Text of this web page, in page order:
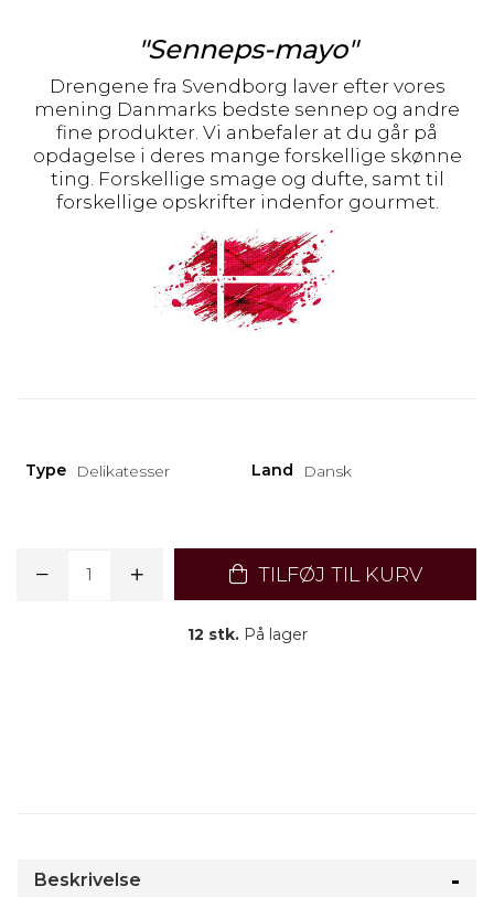
"Senneps-mayo"
Drengene fra Svendborg laver efter vores
mening Danmarks bedste sennep og andre
fine produkter. Vi anbefaler at du går på
opdagelse i deres mange forskellige skønne
ting. Forskellige smage og dufte, samt til
forskellige opskrifter indenfor gourmet.
Type Delikatesser Land Dansk
TILFØJ TIL KURV
12 stk.På lager
Beskrivelse